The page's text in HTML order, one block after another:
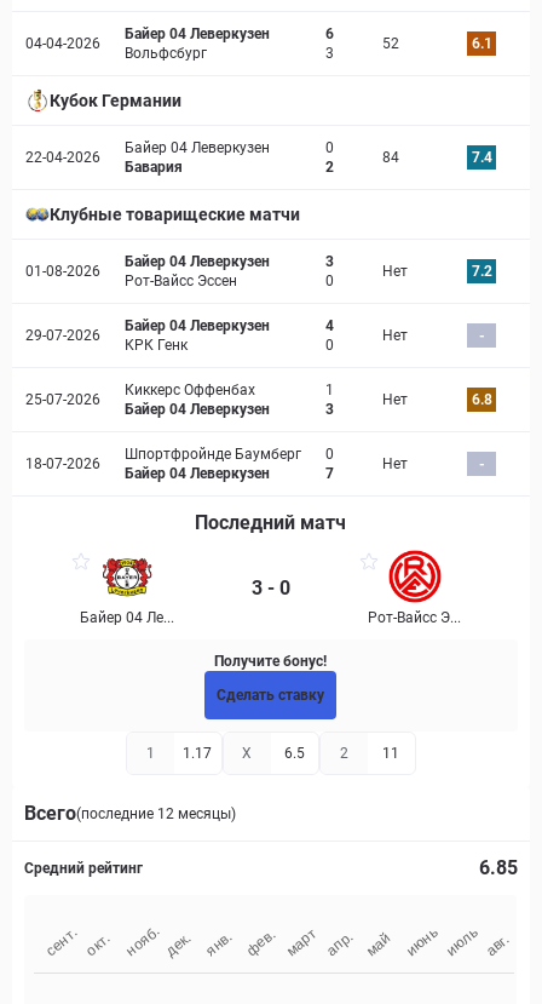
04-04-2026
Байер 04 Леверкузен
Вольфсбург
6
3
52 6.1
Кубок Германии
22-04-2026
Байер 04 Леверкузен
Бавария
0
2
84 7.4
Клубные товарищеские матчи
01-08-2026
Байер 04 Леверкузен
Рот-Вайсс Эссен
3
0
Нет 7.2
29-07-2026
Байер 04 Леверкузен
КРК Генк
4
0
Нет -
25-07-2026
Киккерс Оффенбах
Байер 04 Леверкузен
1
3
Нет 6.8
18-07-2026
Шпортфройнде Баумберг
Байер 04 Леверкузен
0
7
Нет -
Последний матч
Байер 04 Ле...
3 - 0
Рот-Вайсс Э...
Получите бонус!
Сделать ставку
1 1.17 X 6.5 2 11
Всего(последние 12 месяцы)
Средний рейтинг 6.85